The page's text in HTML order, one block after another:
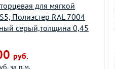
для мягкой
Полиэстер RAL 7004
серый,толщина 0,45
руб.
за п.м.